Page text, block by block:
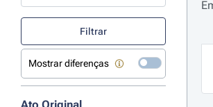
Use a tecla de seta para baixo para abrir o
Filtrar
Mostrar diferenças